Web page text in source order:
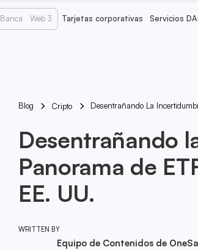
Banca Web 3 Tarjetas corporativas Servicios
Blog Cripto Desentrañando La
Desentrañando
Panorama de
EE. UU.
WRITTEN BY
Equipo de Contenidos de